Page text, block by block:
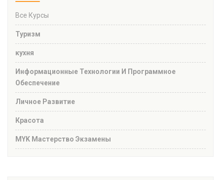
Все Курсы
Туризм
кухня
Информационные Технологии И Программное
Обеспечение
Личное Развитие
Красота
MYK Мастерство Экзамены